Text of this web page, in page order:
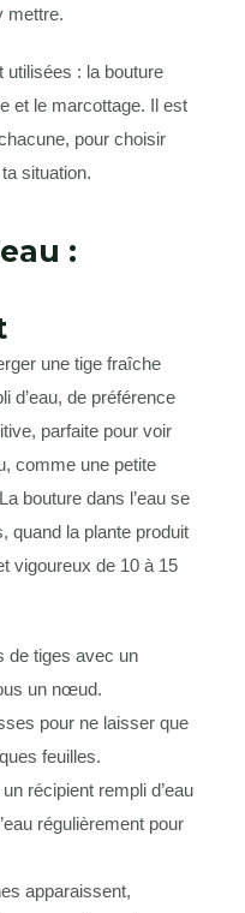
mettre.
utilisées : la bouture
et le marcottage. Il est
pour choisir
situation.
:
une tige fraîche
d’eau, de préférence
parfaite pour voir
comme une petite
bouture dans l’eau se
quand la plante produit
vigoureux de 10 à 15
de tiges avec un
un nœud.
pour ne laisser que
feuilles.
récipient rempli d’eau
régulièrement pour
apparaissent,